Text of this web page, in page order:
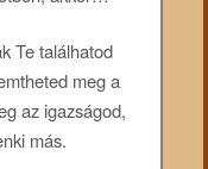
Te találhatod
meg a
az igazságod,
más.